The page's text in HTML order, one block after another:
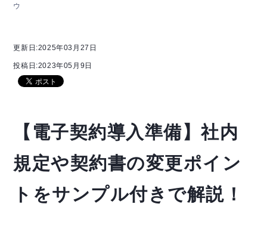
ウ
更新日:2025年03月27日
投稿日:2023年05月9日
【電子契約導入準備】社内
規定や契約書の変更ポイン
トをサンプル付きで解説！